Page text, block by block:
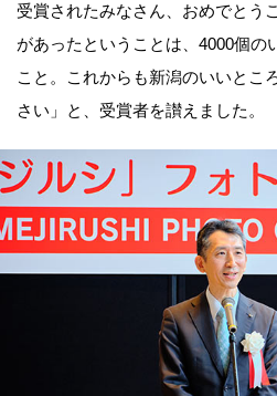
受賞されたみなさん、おめでとう
があったということは、4000個の
こと。これからも新潟のいいとこ
さい」と、受賞者を讃えました。